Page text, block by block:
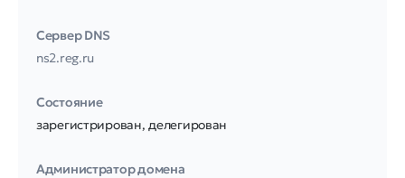
Сервер DNS
ns2.reg.ru
Соcтояние
зарегистрирован, делегирован
Администратор домена